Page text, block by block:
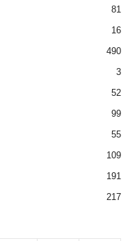
81
16
490
3
52
99
55
109
191
217